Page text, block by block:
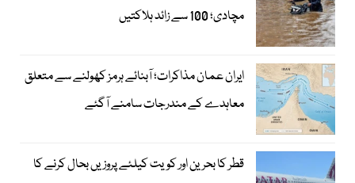
مچادی؛ 100 سے زائد ہلاکتیں
ایران عمان مذاکرات؛ آبنائے ہرمز کھولنے سے متعلق
معاہدے کے مندرجات سامنے آگئے
قطر کا بحرین اور کویت کیلئے پروزیں بحال کرنے کا